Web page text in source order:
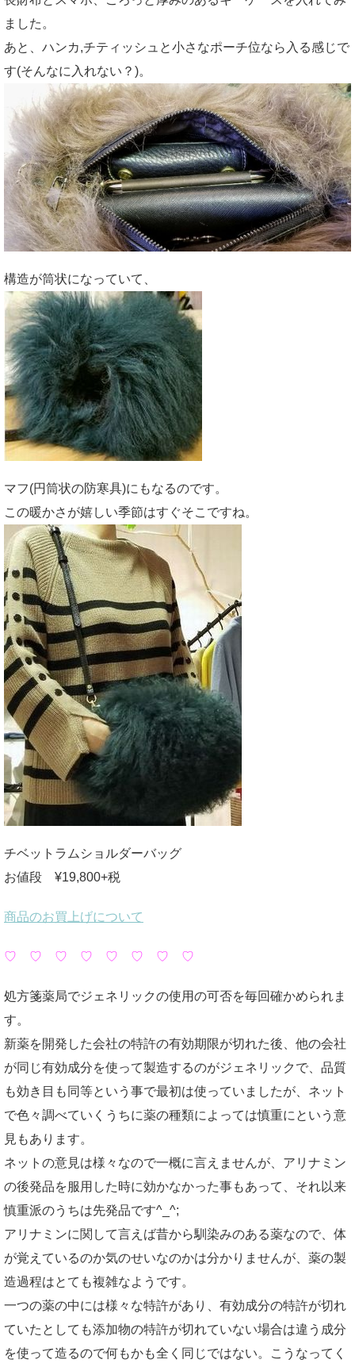
ました。
あと、ハンカ,チティッシュと小さなポーチ位なら入る感じで
す(そんなに入れない？)。
構造が筒状になっていて、
マフ(円筒状の防寒具)にもなるのです。
この暖かさが嬉しい季節はすぐそこですね。
チベットラムショルダーバッグ
お値段 ¥19,800+税
商品のお買上げについて
♡ ♡ ♡ ♡ ♡ ♡ ♡ ♡
処方箋薬局でジェネリックの使用の可否を毎回確かめられま
す。
新薬を開発した会社の特許の有効期限が切れた後、他の会社
が同じ有効成分を使って製造するのがジェネリックで、品質
も効き目も同等という事で最初は使っていましたが、ネット
で色々調べていくうちに薬の種類によっては慎重にという意
見もあります。
ネットの意見は様々なので一概に言えませんが、アリナミン
の後発品を服用した時に効かなかった事もあって、それ以来
慎重派のうちは先発品です^_^;
アリナミンに関して言えば昔から馴染みのある薬なので、体
が覚えているのか気のせいなのかは分かりませんが、薬の製
造過程はとても複雑なようです。
一つの薬の中には様々な特許があり、有効成分の特許が切れ
ていたとしても添加物の特許が切れていない場合は違う成分
を使って造るので何もかも全く同じではない。こうなってく